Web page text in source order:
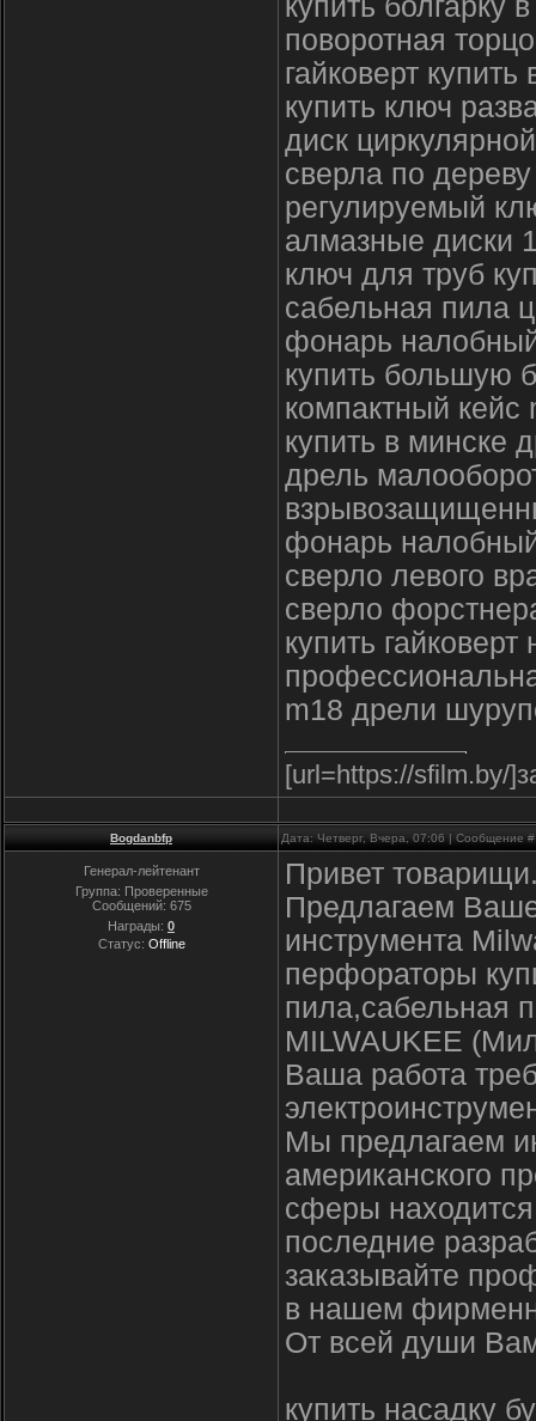
поворотная
гайковерт купить
купить ключ
диск
сверла по
регулируемый
алмазные диски
ключ для труб
сабельная пила
фонарь
купить большую
компактный
купить в минске
дрель
фонарь
сверло левого
сверло
купить гайковерт
m18 дрели
[url=https://sfilm.by/
Bogdanbfp Дата: Четверг, Вчера, 07:06 | Сообщение
Генерал-лейтенант
Группа: Проверенные
Сообщений: 675
Награды: 0
Статус: Offline
Привет
Предлагаем
инструмента
перфораторы
пила,сабельная
MILWAUKEE
Ваша работа
Мы предлагаем
американского
сферы
последние
заказывайте
в нашем
От всей души
купить насадку